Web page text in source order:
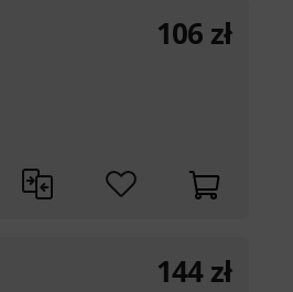
106 zł
144 zł